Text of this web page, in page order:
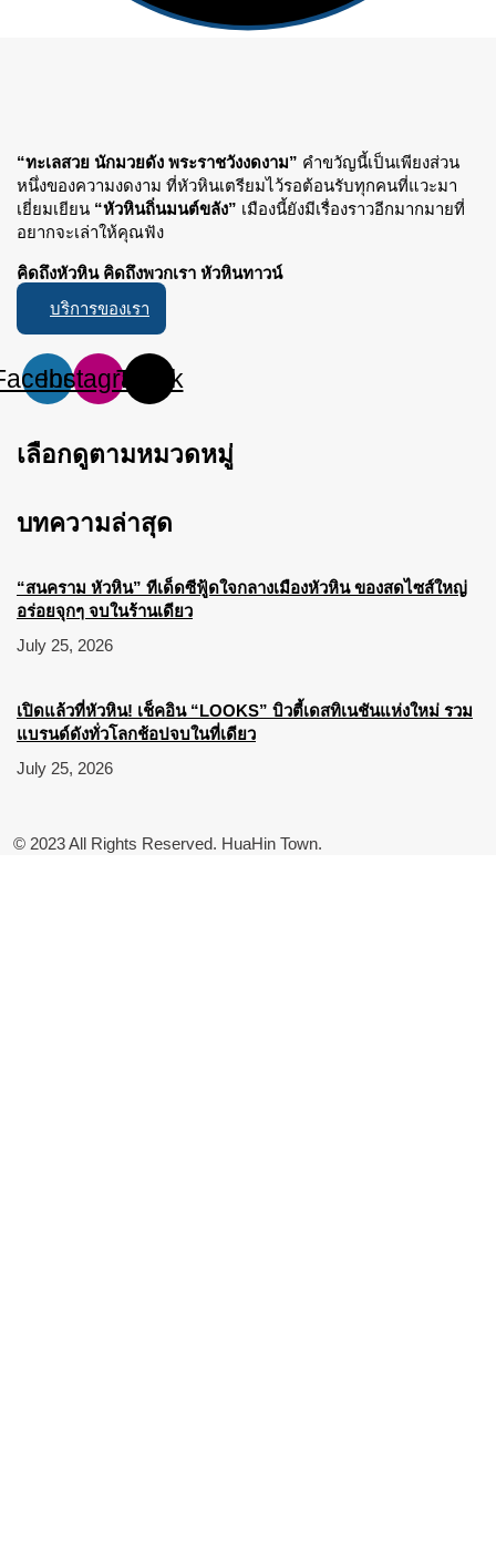
“ทะเลสวย นักมวยดัง พระราชวังงดงาม” คำขวัญนี้เป็นเพียงส่วน
หนึ่งของความงดงาม ที่หัวหินเตรียมไว้รอต้อนรับทุกคนที่แวะมา
เยี่ยมเยียน “หัวหินถิ่นมนต์ขลัง” เมืองนี้ยังมีเรื่องราวอีกมากมายที่
อยากจะเล่าให้คุณฟัง
คิดถึงหัวหิน คิดถึงพวกเรา หัวหินทาวน์
บริการของเรา
InstagramTiktok
เลือกดูตามหมวดหมู่
บทความล่าสุด
“สนคราม หัวหิน” ทีเด็ดซีฟู้ดใจกลางเมืองหัวหิน ของสดไซส์ใหญ่
อร่อยจุกๆ จบในร้านเดียว
July 25, 2026
เปิดแล้วที่หัวหิน! เช็คอิน “LOOKS” บิวตี้เดสทิเนชันแห่งใหม่ รวม
แบรนด์ดังทั่วโลกช้อปจบในที่เดียว
July 25, 2026
© 2023 All Rights Reserved. HuaHin Town.